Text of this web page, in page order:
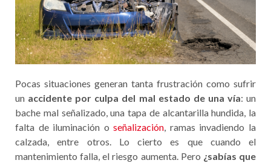
Pocas situaciones generan tanta frustración como sufrir
un accidente por culpa del mal estado de una vía: un
bache mal señalizado, una tapa de alcantarilla hundida, la
falta de iluminación oseñalización, ramas invadiendo la
calzada, entre otros. Lo cierto es que cuando el
mantenimiento falla, el riesgo aumenta. Pero ¿sabías que